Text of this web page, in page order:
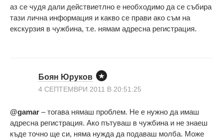
аз се чудя дали действиетлно е необходимо да се събира
тази лична информация и какво се прави ако съм на
екскурзия в чужбина, т.е. нямам адресна регистрация.
Боян Юруков
4 СЕПТЕМВРИ 2011 В 20:51:25
@gamar – тогава нямаш проблем. Не е нужно да имаш
адресна регистрация. Ако пътуваш в чужбина и не знаеш
къде точно ще си, няма нужда да подаваш молба. Може